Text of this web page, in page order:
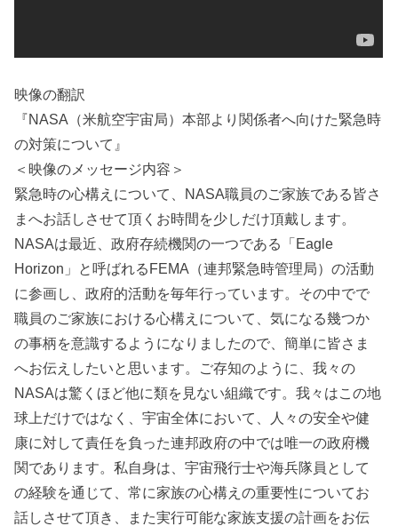
映像の翻訳
『NASA（米航空宇宙局）本部より関係者へ向けた緊急時
の対策について』
＜映像のメッセージ内容＞
緊急時の心構えについて、NASA職員のご家族である皆さ
まへお話しさせて頂くお時間を少しだけ頂戴します。
NASAは最近、政府存続機関の一つである「Eagle
Horizon」と呼ばれるFEMA（連邦緊急時管理局）の活動
に参画し、政府的活動を毎年行っています。その中でで
職員のご家族における心構えについて、気になる幾つか
の事柄を意識するようになりましたので、簡単に皆さま
へお伝えしたいと思います。ご存知のように、我々の
NASAは驚くほど他に類を見ない組織です。我々はこの地
球上だけではなく、宇宙全体において、人々の安全や健
康に対して責任を負った連邦政府の中では唯一の政府機
関であります。私自身は、宇宙飛行士や海兵隊員として
の経験を通じて、常に家族の心構えの重要性についてお
話しさせて頂き、また実行可能な家族支援の計画をお伝